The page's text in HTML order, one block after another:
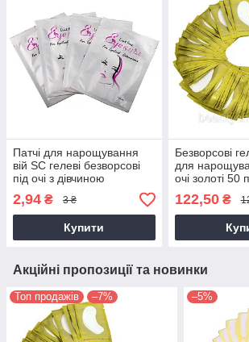
Патчі для нарощування
вій SC гелеві безворсові
під очі з дівчиною
2,94 ₴ 3 ₴
Купити
Безворсові
для
очі золоті 50
(упаковка)
122,50₴
Акційні пропозиції та новинки
Топ продажів –7% –5%